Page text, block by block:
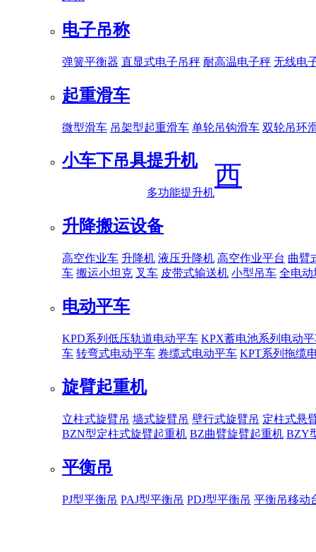
电子吊称
弹簧平衡器 直显式电子吊秤 耐高温电子秤 无线电
起重滑车
微型滑车 吊架型起重滑车 单轮吊钩滑车 双轮吊环
小车下吊具提升机
多功能提升机
升降搬运设备
高空作业车 升降机 液压升降机 高空作业平台 曲臂
车 搬运小坦克 叉车 皮带式输送机 小型吊车 全电动
电动平车
KPD系列低压轨道电动平车 KPX蓄电池系列电动
车 转弯式电动平车 卷缆式电动平车 KPT系列拖缆
旋臂起重机
立柱式旋臂吊 墙式旋臂吊 壁行式旋臂吊 定柱式悬
BZN型定柱式旋臂起重机 BZ曲臂旋臂起重机 BZY
平衡吊
PJ型平衡吊 PAJ型平衡吊 PDJ型平衡吊 平衡吊移动
西